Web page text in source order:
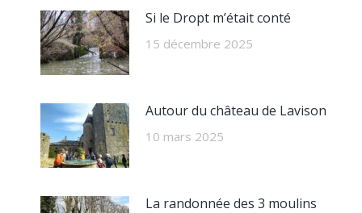
Si le Dropt m’était conté
15 décembre 2025
Autour du château de Lavison
10 mars 2025
La randonnée des 3 moulins